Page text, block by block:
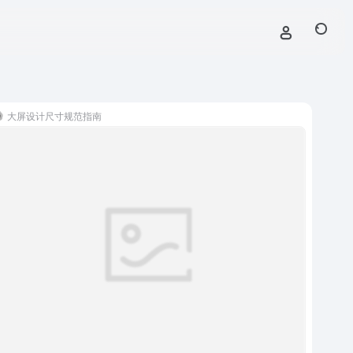
大屏设计尺寸规范指南